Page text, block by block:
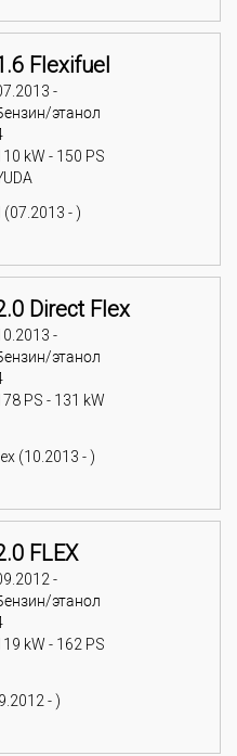
Flexifuel
-
этанол
kW - 150 PS
(07.2013 - )
Direct Flex
-
этанол
PS - 131 kW
(10.2013 - )
FLEX
-
этанол
kW - 162 PS
- )